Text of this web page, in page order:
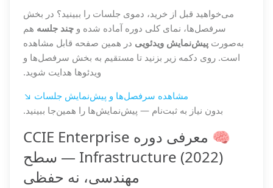
می‌خواهید قبل از خرید، دموی جلسات را ببینید؟ در بخش
سرفصل‌ها، نمای کلی دوره آماده شده وچند جلسه هم
به‌صورتپیش‌نمایش ویدئویی در همین صفحه قابل مشاهده
است. روی دکمه زیر بزنید تا مستقیم به بخش سرفصل‌ها و
ویدئوها هدایت شوید.
مشاهده سرفصل‌ها و پیش‌نمایش جلسات ↘
بدون نیاز به ثبت‌نام — پیش‌نمایش‌ها را همین‌جا ببینید.
🧠 معرفی دوره CCIE Enterprise
Infrastructure (2022) — سطح
مهندسی، نه حفظی